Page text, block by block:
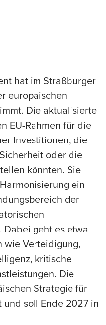
hat im Straßburger
europäischen
Die aktualisierte
EU-Rahmen für die
Investitionen, die
oder die
könnten. Sie
ein
der
geht es etwa
wie Verteidigung,
kritische
Die
Strategie für
soll Ende 2027 in